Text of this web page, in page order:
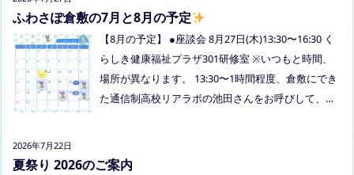
ていただく予定にしていますので、ご興味のある方
ふわさぽ倉敷の7月と8月の予定
【8月の予定】 ●座談会 8月27日(木)13:30〜16:30 く
らしき健康福祉プラザ301研修室 ※いつもと時間、
場所が異なります。 13:30〜1時間程度、倉敷にでき
た通信制高校リアラボの池田さんをお呼びして、通
でお知らせください。 ●スナックふわさぽ(夜のごは
2026年7月22日
夏祭り 2026のご案内